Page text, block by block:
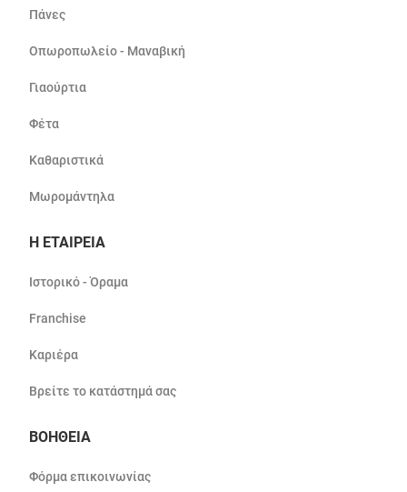
Πάνες
Οπωροπωλείο - Μαναβική
Γιαούρτια
Φέτα
Καθαριστικά
Μωρομάντηλα
Η ΕΤΑΙΡΕΙΑ
Ιστορικό - Όραμα
Franchise
Καριέρα
Βρείτε το κατάστημά σας
ΒΟΗΘΕΙΑ
Φόρμα επικοινωνίας